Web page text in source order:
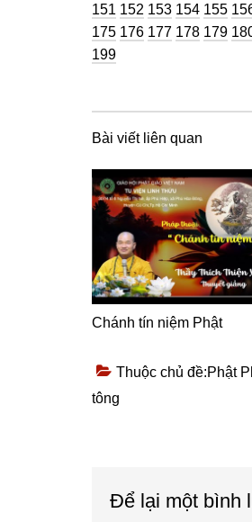
151 Trang
152 Trang
153 Trang
154 Trang
155
175 Trang
176 Trang
177 Trang
178 Trang
179
199
Bài viết liên quan
Chánh tín niệm Phật
Thuộc chủ đề:Phật
tông
Interactions
Để lại một bình